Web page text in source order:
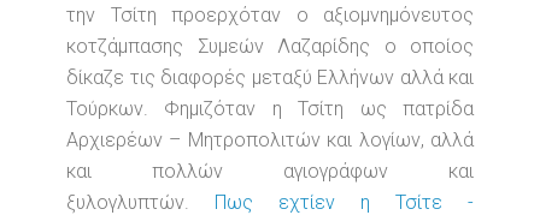
την Τσίτη προερχόταν ο αξιομνημόνευτος
κοτζάμπασης Συμεών Λαζαρίδης ο οποίος
δίκαζε τις διαφορές μεταξύ Ελλήνων αλλά και
Τούρκων. Φημιζόταν η Τσίτη ως πατρίδα
Αρχιερέων – Μητροπολιτών και λογίων, αλλά
και πολλών αγιογράφων και
ξυλογλυπτών.
Πως εχτίεν η Τσίτε -